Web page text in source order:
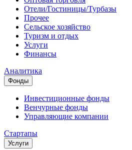
Отели/Гостиницы/Турбазы
Прочее
Сельское хозяйство
Туризм и отдых
Услуги
Финансы
Аналитика
Фонды
Инвестиционные фонды
Венчурные фонды
Управляющие компании
Стартапы
Услуги